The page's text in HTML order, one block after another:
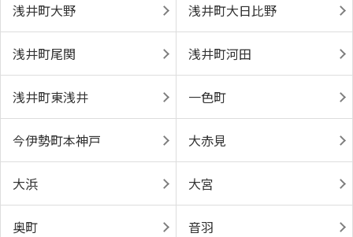
浅井町大野 浅井町大日比野
浅井町尾関 浅井町河田
浅井町東浅井 一色町
今伊勢町本神戸 大赤見
大浜 大宮
奥町 音羽